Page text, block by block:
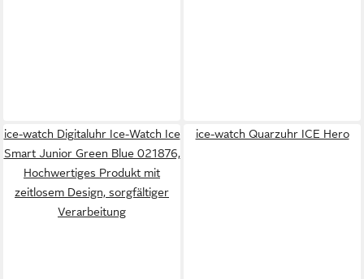
ice-watch Digitaluhr Ice-Watch Ice
Smart Junior Green Blue 021876,
Hochwertiges Produkt mit
zeitlosem Design, sorgfältiger
Verarbeitung
ice-watch Quarzuhr ICE Hero